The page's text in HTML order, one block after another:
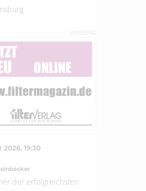
WERBUNG
2026, 19:30
der erfolgreichsten